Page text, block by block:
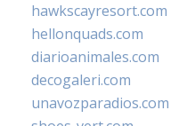
hawkscayresort.com
hellonquads.com
diarioanimales.com
decogaleri.com
unavozparadios.com